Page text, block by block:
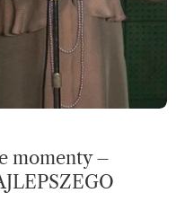
momenty –